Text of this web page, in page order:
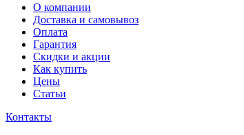
О компании
Доставка и самовывоз
Оплата
Гарантия
Скидки и акции
Как купить
Цены
Статьи
Контакты